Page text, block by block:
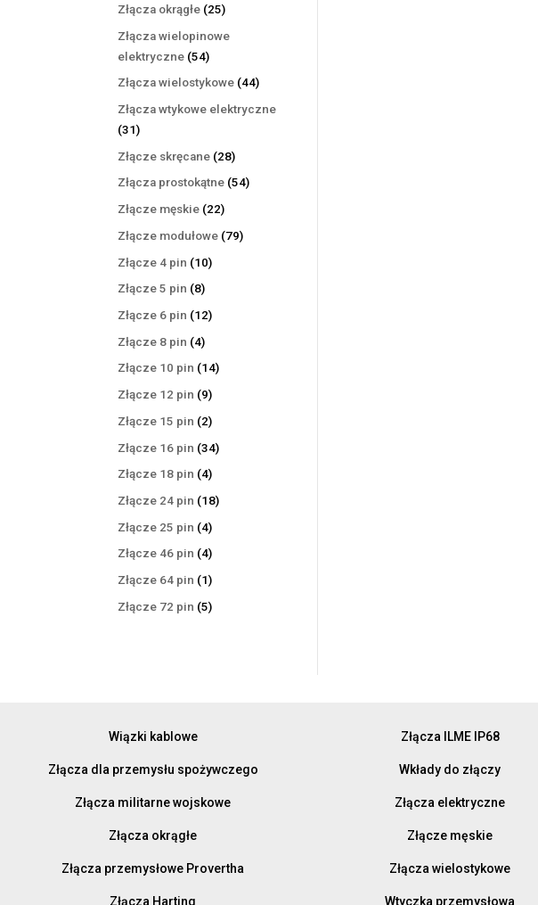
Złącza okrągłe 2525
Złącza wielopinowe
elektryczne 5454
produkty
Złącza wielostykowe 4444
Złącza wtykowe elektryczne
3131
produktów
Złącze skręcane 2828
produktów
Złącza prostokątne 5454
Złącze męskie 2222
produkty
Złącze modułowe 7979
Złącze 4 pin 1010
Złącze 5 pin 88
produktów
Złącze 6 pin 1212
Złącze 8 pin 44
produkty
Złącze 10 pin 1414
Złącze 12 pin 99
produktów
Złącze 15 pin 22
produkty
Złącze 16 pin 3434
Złącze 18 pin 44
produkty
Złącze 24 pin 1818
Złącze 25 pin 44
produkty
Złącze 46 pin 44
produkty
Złącze 64 pin 11
produkt
Złącze 72 pin 55
Wiązki kablowe
Złącza dla przemysłu spożywczego
Złącza militarne wojskowe
Złącza okrągłe
Złącza przemysłowe Provertha
Złącza Harting
Złącza ILME IP68
Wkłady do złączy
Złącza elektryczne
Złącze męskie
Złącza wielostykowe
Wtyczka przemysłowa